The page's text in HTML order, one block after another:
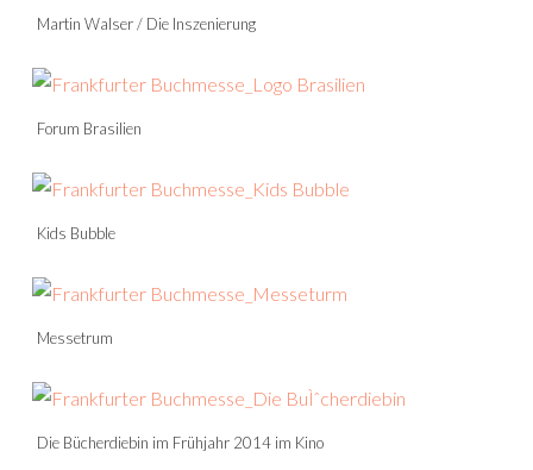
Martin Walser / Die Inszenierung
Forum Brasilien
Kids Bubble
Messetrum
Die Bücherdiebin im Frühjahr 2014 im Kino